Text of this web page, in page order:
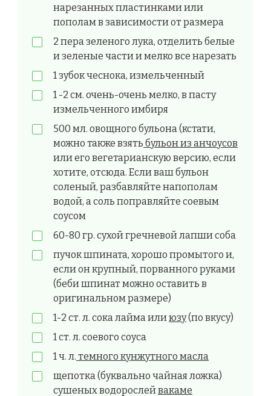
нарезанных пластинками или
пополам в зависимости от размера
2 пера зеленого лука, отделить белые
и зеленые части и мелко все нарезать
1 зубок чеснока, измельченный
1 -2 см. очень-очень мелко, в пасту
измельченного имбиря
500 мл. овощного бульона (кстати,
можно также взять бульон из анчоусов
или его вегетарианскую версию, если
хотите, отсюда. Если ваш бульон
соленый, разбавляйте напополам
водой, а соль поправляйте соевым
соусом
60-80 гр. сухой гречневой лапши соба
пучок шпината, хорошо промытого и,
если он крупный, порванного руками
(беби шпинат можно оставить в
оригинальном размере)
1-2 ст. л. сока лайма илиюзу(по вкусу)
1 ст. л. соевого соуса
1 ч. л. темного кунжутного масла
щепотка (буквально чайная ложка)
сушеных водорослейвакаме